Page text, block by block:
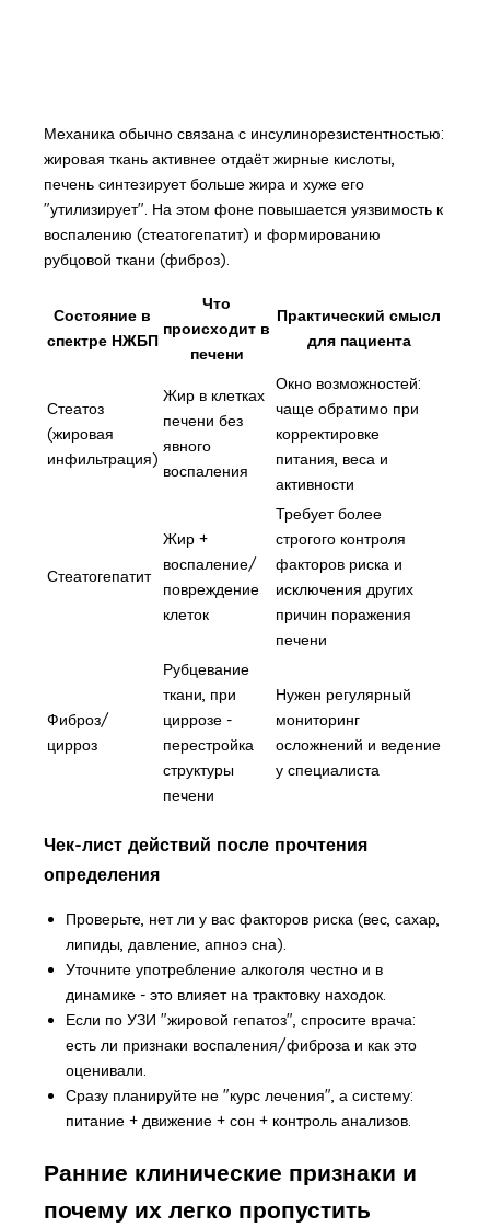
Механика обычно связана с инсулинорезистентностью:
жировая ткань активнее отдаёт жирные кислоты,
печень синтезирует больше жира и хуже его
"утилизирует". На этом фоне повышается уязвимость к
воспалению (стеатогепатит) и формированию
рубцовой ткани (фиброз).
Состояние в
спектре НЖБП
Что
происходит в
печени
Практический смысл
для пациента
Стеатоз
(жировая
инфильтрация)
Жир в клетках
печени без
явного
воспаления
Окно возможностей:
чаще обратимо при
корректировке
питания, веса и
активности
Стеатогепатит
Жир +
воспаление/
повреждение
клеток
Требует более
строгого контроля
факторов риска и
исключения других
причин поражения
печени
Фиброз/
цирроз
Рубцевание
ткани, при
циррозе -
перестройка
структуры
печени
Нужен регулярный
мониторинг
осложнений и ведение
у специалиста
Чек-лист действий после прочтения
определения
Проверьте, нет ли у вас факторов риска (вес, сахар,
липиды, давление, апноэ сна).
Уточните употребление алкоголя честно и в
динамике - это влияет на трактовку находок.
Если по УЗИ "жировой гепатоз", спросите врача:
есть ли признаки воспаления/фиброза и как это
оценивали.
Сразу планируйте не "курс лечения", а систему:
питание + движение + сон + контроль анализов.
Ранние клинические признаки и
почему их легко пропустить